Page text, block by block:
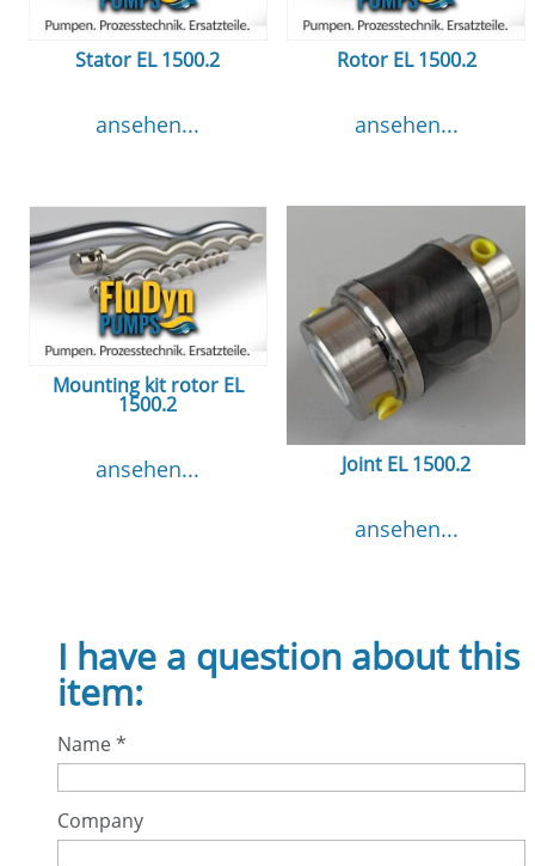
Stator EL 1500.2
ansehen...
Rotor EL 1500.2
ansehen...
Mounting kit rotor EL
1500.2
ansehen... Joint EL 1500.2
ansehen...
I have a question about this
item:
Name*
Company